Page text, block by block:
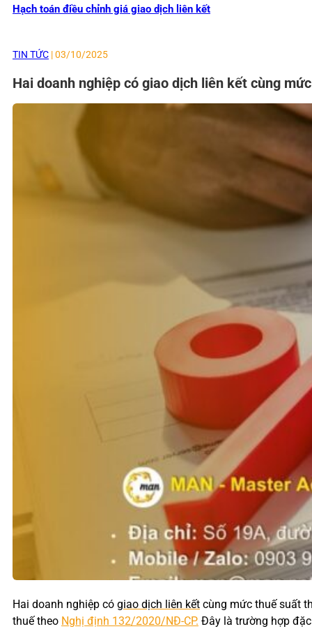
Hạch toán điều chỉnh giá giao dịch liên kết
TIN TỨC | 03/10/2025
Hai doanh nghiệp có giao dịch liên kết cùng
Hai doanh nghiệp có giao dịch liên kết cùng mức thuế suất
thuế theo Nghị định 132/2020/NĐ-CP. Đây là trường hợp